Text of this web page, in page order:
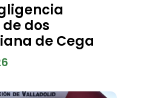
dos
de Cega